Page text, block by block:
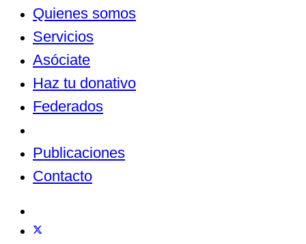
Quienes somos
Servicios
Asóciate
Haz tu donativo
Federados
Publicaciones
Contacto